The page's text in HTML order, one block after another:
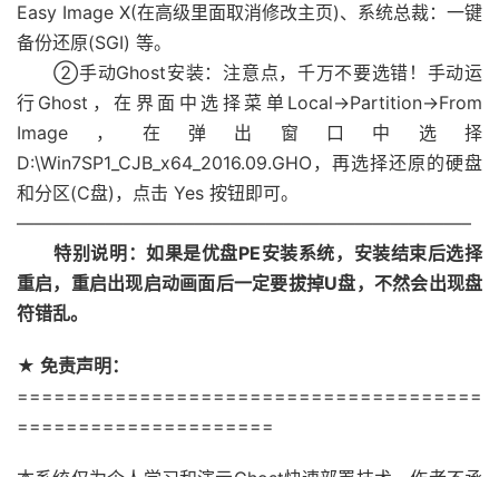
Easy Image X(在高级里面取消修改主页)、系统总裁：一键
备份还原(SGI) 等。
②手动Ghost安装：注意点，千万不要选错！手动运
行Ghost，在界面中选择菜单Local→Partition→From
Image，在弹出窗口中选择
D:\Win7SP1_CJB_x64_2016.09.GHO，再选择还原的硬盘
和分区(C盘)，点击 Yes 按钮即可。
—————————————————————————–
特别说明：如果是优盘PE安装系统，安装结束后选择
重启，重启出现启动画面后一定要拔掉U盘，不然会出现盘
符错乱。
★ 免责声明：
======================================
=====================